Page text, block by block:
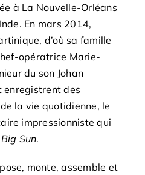
à La Nouvelle-Orléans
En mars 2014,
d’où sa famille
opératrice Marie-
du son Johan
enregistrent des
la vie quotidienne, le
impressionniste qui
Big Sun.
monte, assemble et